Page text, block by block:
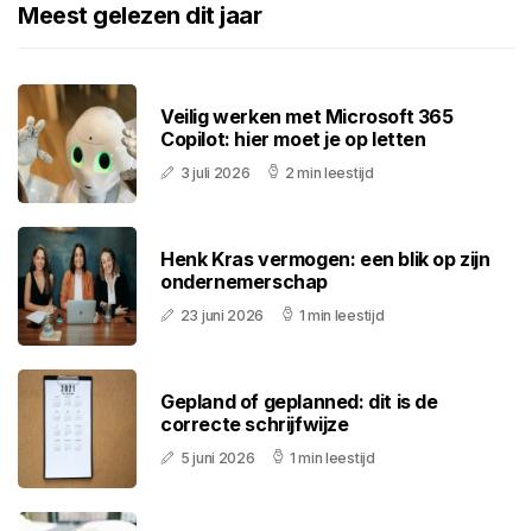
Meest gelezen dit jaar
Veilig werken met Microsoft 365
Copilot: hier moet je op letten
3 juli 2026 2 min leestijd
Henk Kras vermogen: een blik op zijn
ondernemerschap
23 juni 2026 1 min leestijd
Gepland of geplanned: dit is de
correcte schrijfwijze
5 juni 2026 1 min leestijd